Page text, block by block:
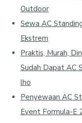
Outdoor
Sewa AC
Ekstrem
Praktis, Murah,
Sudah Dapat AC
lho
Penyewaan AC
Event Formula-E